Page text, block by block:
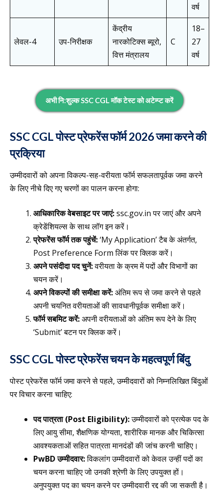
वर्ष
लेवल-4 उप-निरीक्षक
केंद्रीय
नारकोटिक्स ब्यूरो,
वित्त मंत्रालय
C
18–
27
वर्ष
अभी नि:शुल्क SSC CGL मॉक टेस्ट को अटेम्प्ट करें
SSC CGL पोस्ट प्रेफरेंस फॉर्म 2026 जमा करने की
प्रक्रिया
उम्मीदवारों को अपना विकल्प-सह-वरीयता फॉर्म सफलतापूर्वक जमा करने
के लिए नीचे दिए गए चरणों का पालन करना होगा:
आधिकारिक वेबसाइट पर जाएं:ssc.gov.in पर जाएं और अपने
क्रेडेंशियल्स के साथ लॉग इन करें।
प्रेफरेंस फॉर्म तक पहुंचें:‘My Application’ टैब के अंतर्गत,
Post Preference Form लिंक पर क्लिक करें।
अपने पसंदीदा पद चुनें:वरीयता के क्रम में पदों और विभागों का
चयन करें।
अपने विकल्पों की समीक्षा करें:अंतिम रूप से जमा करने से पहले
अपनी चयनित वरीयताओं की सावधानीपूर्वक समीक्षा करें।
फॉर्म सबमिट करें:अपनी वरीयताओं को अंतिम रूप देने के लिए
‘Submit’ बटन पर क्लिक करें।
SSC CGL पोस्ट प्रेफरेंस चयन के महत्वपूर्ण बिंदु
पोस्ट प्रेफरेंस फॉर्म जमा करने से पहले, उम्मीदवारों को निम्नलिखित बिंदुओं
पर विचार करना चाहिए:
पद पात्रता (Post Eligibility):उम्मीदवारों को प्रत्येक पद के
लिए आयु सीमा, शैक्षणिक योग्यता, शारीरिक मानक और चिकित्सा
आवश्यकताओं सहित पात्रता मानदंडों की जांच करनी चाहिए।
PwBD उम्मीदवार:विकलांग उम्मीदवारों को केवल उन्हीं पदों का
चयन करना चाहिए जो उनकी श्रेणी के लिए उपयुक्त हों।
अनुपयुक्त पद का चयन करने पर उम्मीदवारी रद्द की जा सकती है।